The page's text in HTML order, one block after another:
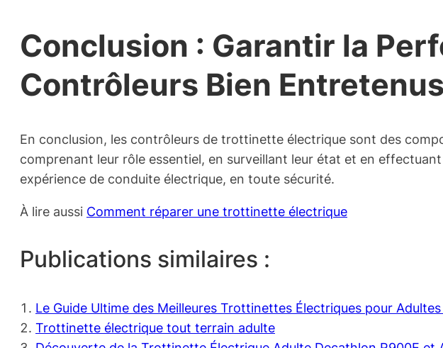
Conclusion : Garantir la
Contrôleurs Bien Entretenus
En conclusion, les contrôleurs de trottinette électrique sont des
comprenant leur rôle essentiel, en surveillant leur état et en
expérience de conduite électrique, en toute sécurité.
À lire aussi Comment réparer une trottinette électrique
Publications similaires :
Le Guide Ultime des Meilleures Trottinettes Électriques pour
Trottinette électrique tout terrain adulte